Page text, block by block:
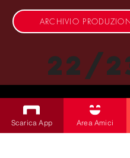
ARCHIVIO
22/
SUBSCRIBE TO THE
Scarica App Area Amici